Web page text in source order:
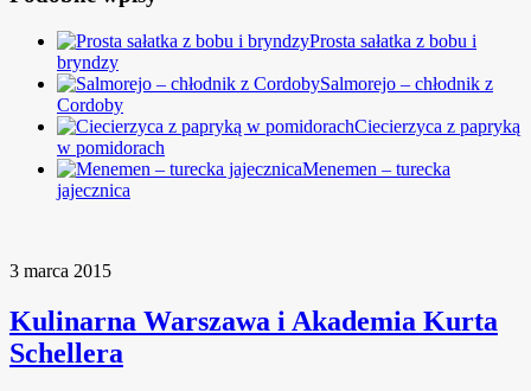
Prosta sałatka z bobu i
bryndzy
Salmorejo – chłodnik z
Cordoby
Ciecierzyca z papryką
w pomidorach
Menemen – turecka
jajecznica
3 marca 2015
Kulinarna Warszawa i Akademia Kurta
Schellera